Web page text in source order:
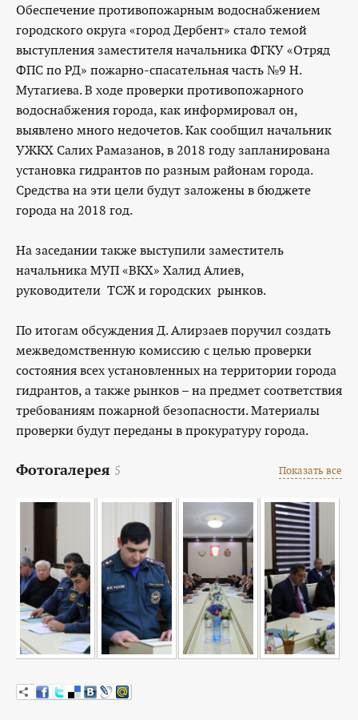
Обеспечение противопожарным водоснабжением
городского округа «город Дербент» стало темой
выступления заместителя начальника ФГКУ «Отряд
ФПС по РД» пожарно-спасательная часть №9 Н.
Мутагиева. В ходе проверки противопожарного
водоснабжения города, как информировал он,
выявлено много недочетов. Как сообщил начальник
УЖКХ Салих Рамазанов, в 2018 году запланирована
установка гидрантов по разным районам города.
Средства на эти цели будут заложены в бюджете
города на 2018 год.
На заседании также выступили заместитель
начальника МУП «ВКХ» Халид Алиев,
руководители ТСЖ и городских рынков.
По итогам обсуждения Д. Алирзаев поручил создать
межведомственную комиссию с целью проверки
состояния всех установленных на территории города
гидрантов, а также рынков – на предмет соответствия
требованиям пожарной безопасности. Материалы
проверки будут переданы в прокуратуру города.
Фотогалерея 5 Показать все